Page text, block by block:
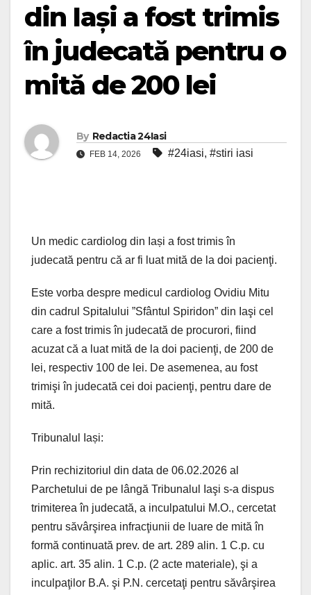
din Iași a fost trimis
în judecată pentru o
mită de 200 lei
By Redactia 24Iasi
FEB 14, 2026 #24iasi, #stiri iasi
Un medic cardiolog din Iași a fost trimis în
judecată pentru că ar fi luat mită de la doi pacienţi.
Este vorba despre medicul cardiolog Ovidiu Mitu
din cadrul Spitalului ”Sfântul Spiridon” din Iaşi cel
care a fost trimis în judecată de procurori, fiind
acuzat că a luat mită de la doi pacienţi, de 200 de
lei, respectiv 100 de lei. De asemenea, au fost
trimişi în judecată cei doi pacienţi, pentru dare de
mită.
Tribunalul Iași:
Prin rechizitoriul din data de 06.02.2026 al
Parchetului de pe lângă Tribunalul Iaşi s-a dispus
trimiterea în judecată, a inculpatului M.O., cercetat
pentru săvârşirea infracţiunii de luare de mită în
formă continuată prev. de art. 289 alin. 1 C.p. cu
aplic. art. 35 alin. 1 C.p. (2 acte materiale), şi a
inculpaţilor B.A. şi P.N. cercetaţi pentru săvârşirea